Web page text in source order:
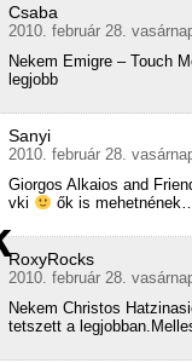
Csaba
2010. február 28.
Nekem Emigre – Touch
legjobb
Sanyi
2010. február 28.
Giorgos Alkaios and
vki
ők is
RoxyRocks
2010. február 28.
Nekem Christos
tetszett a